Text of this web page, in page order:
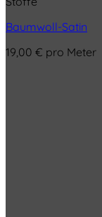
Baumwoll-Satin
19,00 € pro Meter